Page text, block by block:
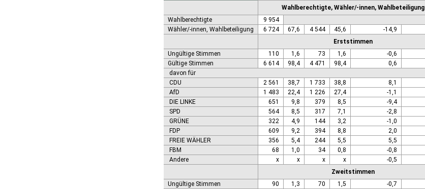
Wahlberechtigte, Wähler/-innen, Wahlbeteiligung
Wahlberechtigte
9 954
Wähler/-innen, Wahlbeteiligung
6 724 67,6 4 544 45,6 -14,9
Erststimmen
Ungültige Stimmen
110 1,6 73 1,6 -0,6
Gültige Stimmen
6 614 98,4 4 471 98,4 0,6
davon für
CDU
2 561 38,7 1 733 38,8 8,1
AfD
1 483 22,4 1 226 27,4 -1,1
DIE LINKE
651 9,8 379 8,5 -9,4
SPD
564 8,5 317 7,1 -2,8
GRÜNE
322 4,9 144 3,2 -1,0
FDP
609 9,2 394 8,8 2,0
FREIE WÄHLER
356 5,4 244 5,5 5,5
FBM
68 1,0 34 0,8 -0,8
Andere
x x x x -0,5
Zweitstimmen
Ungültige Stimmen
90 1,3 70 1,5 -0,7